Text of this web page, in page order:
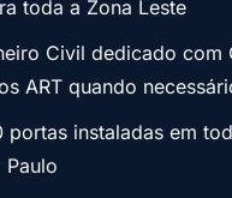
toda a Zona Leste
Civil dedicado com
ART quando
portas instaladas em
Paulo